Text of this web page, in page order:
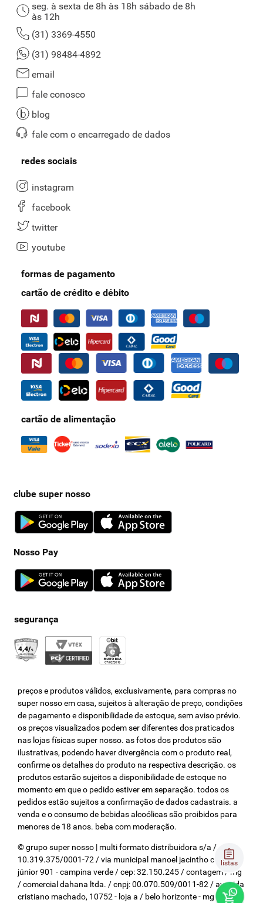
listas
seg. à sexta de 8h às 18h sábado de 8h
às 12h
(31) 3369-4550
(31) 98484-4892
email
fale conosco
blog
fale com o encarregado de dados
redes sociais
instagram
facebook
twitter
youtube
formas de pagamento
cartão de crédito e débito
cartão de alimentação
clube super nosso
Nosso Pay
preços e produtos válidos, exclusivamente, para compras no
super nosso em casa, sujeitos à alteração de preço, condições
de pagamento e disponibilidade de estoque, sem aviso prévio.
os preços visualizados podem ser diferentes dos praticados
nas lojas físicas super nosso. as fotos dos produtos são
ilustrativas, podendo haver divergência com o produto real,
confirme os detalhes do produto na respectiva descrição. os
produtos estarão sujeitos a disponibilidade de estoque no
momento em que o pedido estiver em separação. todos os
pedidos estão sujeitos a confirmação de dados cadastrais. a
venda e o consumo de bebidas alcoólicas são proibidos para
menores de 18 anos. beba com moderação.
© grupo super nosso | multi formato distribuidora s/a / cnpj:
10.319.375/0001-72 / via municipal manoel jacintho coelho
júnior 901 - campina verde / cep: 32.150.245 / contagem / mg
/ comercial dahana ltda. / cnpj: 00.070.509/0011-82 / avenida
cristiano machado, 10752 - loja a / belo horizonte - mg